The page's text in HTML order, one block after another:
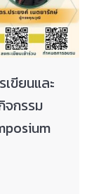
ขียนและ
จกรรม